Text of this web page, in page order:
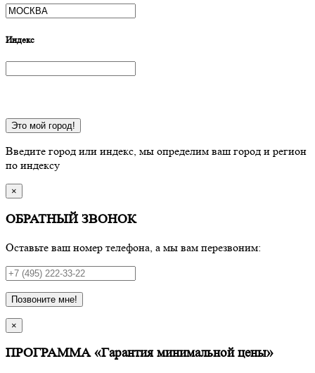
Индекс
Это мой город!
Введите город или индекс, мы определим ваш город и регион
по индексу
×
ОБРАТНЫЙ ЗВОНОК
Оставьте ваш номер телефона, а мы вам перезвоним:
Позвоните мне!
×
ПРОГРАММА «Гарантия минимальной цены»